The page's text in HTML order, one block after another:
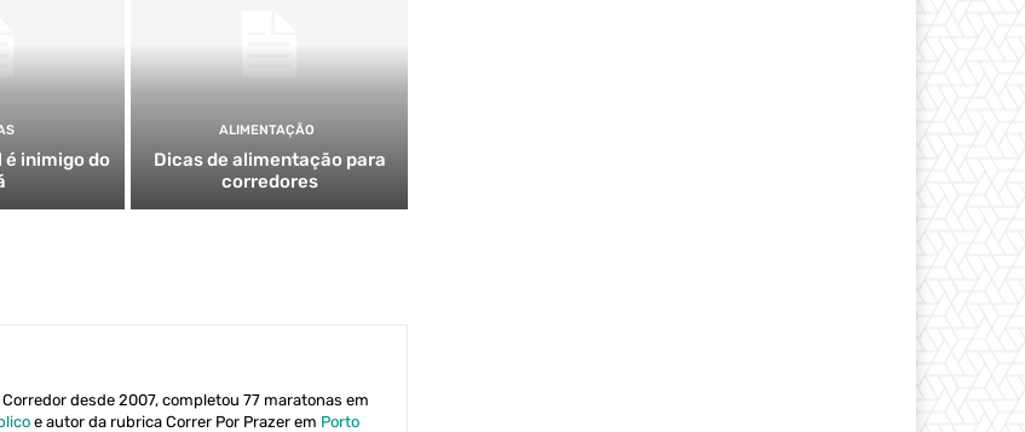
é inimigo do
ALIMENTAÇÃO
Dicas de alimentação para
corredores
desde 2007, completou 77 maratonas em
e autor da rubrica Correr Por Prazer em Porto